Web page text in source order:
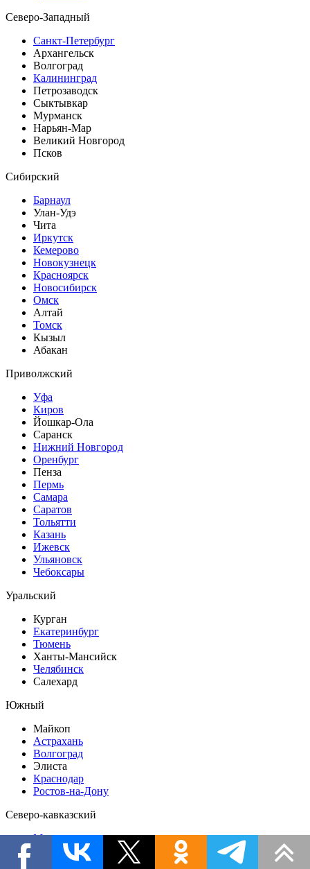
Северо-Западный
Санкт-Петербург
Архангельск
Волгоград
Калининград
Петрозаводск
Сыктывкар
Мурманск
Нарьян-Мар
Великий Новгород
Псков
Сибирский
Барнаул
Улан-Удэ
Чита
Иркутск
Кемерово
Новокузнецк
Красноярск
Новосибирск
Омск
Алтай
Томск
Кызыл
Абакан
Приволжский
Уфа
Киров
Йошкар-Ола
Саранск
Нижний Новгород
Оренбург
Пенза
Пермь
Самара
Саратов
Тольятти
Казань
Ижевск
Ульяновск
Чебоксары
Уральский
Курган
Екатеринбург
Тюмень
Ханты-Мансийск
Челябинск
Салехард
Южный
Майкоп
Астрахань
Волгоград
Элиста
Краснодар
Ростов-на-Дону
Северо-кавказский
Махачкала
Нальчик